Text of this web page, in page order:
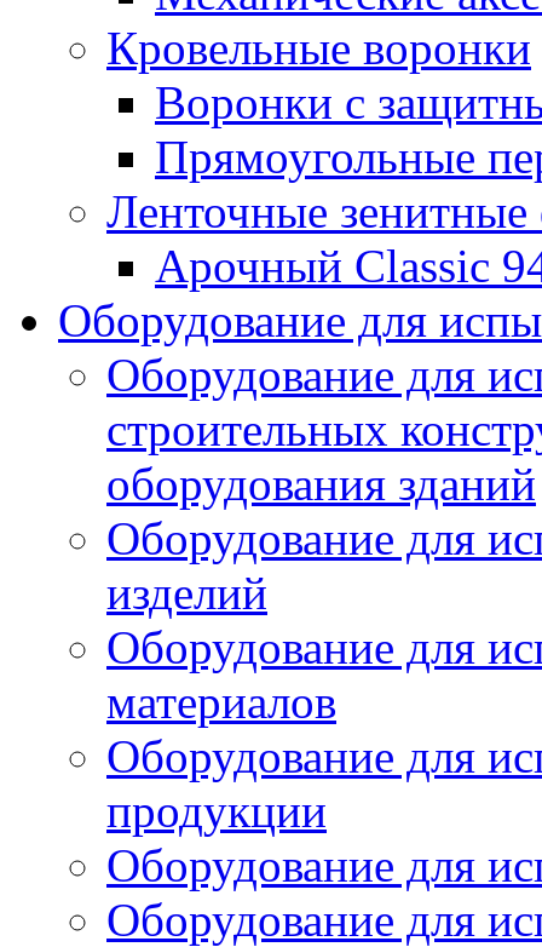
Кровельные воронки
Воронки с
Прямоугольные
Ленточные
Арочный Classic
Оборудование для
Оборудование для
строительных
оборудования зданий
Оборудование для
изделий
Оборудование для
материалов
Оборудование для
продукции
Оборудование для
Оборудование для